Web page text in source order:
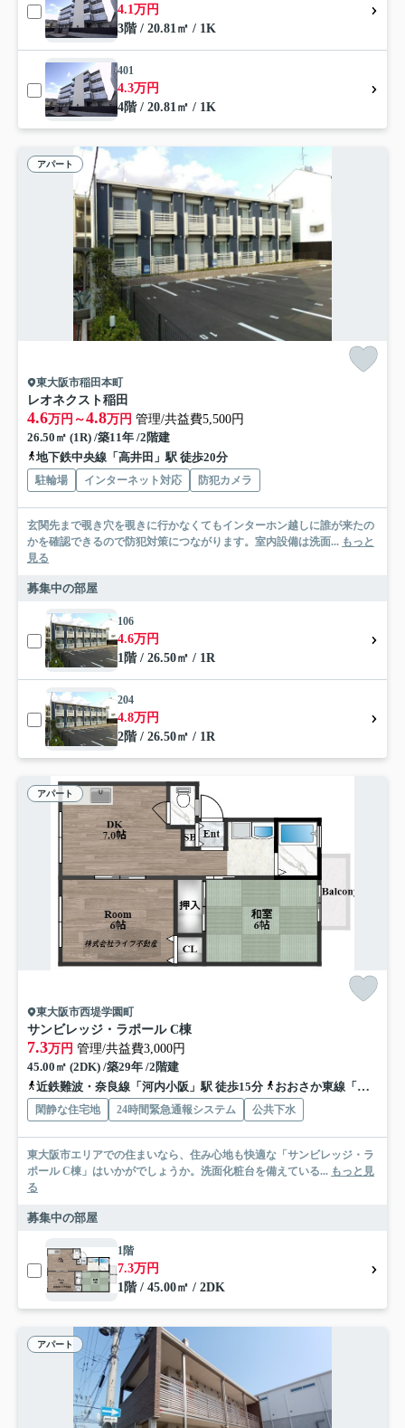
4.1万円
3階 / 20.81㎡ / 1K
401
4.3万円
4階 / 20.81㎡ / 1K
アパート
東大阪市稲田本町
レオネクスト稲田
4.6万円～4.8万円 管理/共益費5,500円
26.50㎡ (1R) /築11年 /2階建
地下鉄中央線「高井田」駅 徒歩20分
駐輪場 インターネット対応 防犯カメラ
玄関先まで覗き穴を覗きに行かなくてもインターホン越しに誰が来たの
かを確認できるので防犯対策につながります。室内設備は洗面... もっと
見る
募集中の部屋
106
4.6万円
1階 / 26.50㎡ / 1R
204
4.8万円
2階 / 26.50㎡ / 1R
アパート
東大阪市西堤学園町
サンビレッジ・ラポール C棟
7.3万円 管理/共益費3,000円
45.00㎡ (2DK) /築29年 /2階建
近鉄難波・奈良線「河内小阪」駅 徒歩15分
おおさか東線「高井田中央」駅 徒歩20分
閑静な住宅地 24時間緊急通報システム 公共下水
東大阪市エリアでの住まいなら、住み心地も快適な「サンビレッジ・ラ
ポール C棟」はいかがでしょうか。洗面化粧台を備えている... もっと見
る
募集中の部屋
1階
7.3万円
1階 / 45.00㎡ / 2DK
アパート